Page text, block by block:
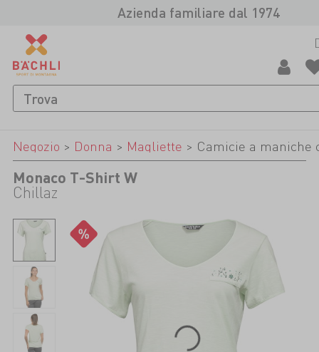
Azienda familiare dal 1974
Negozio > Donna > Magliette > Camicie a maniche
Monaco T-Shirt W
Chillaz